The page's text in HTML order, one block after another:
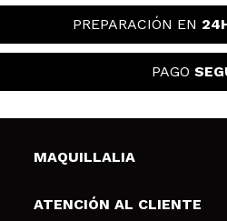
PREPARACIÓN EN
PAGO
MAQUILLALIA
Sobre nosotros
ATENCIÓN AL CLIENTE